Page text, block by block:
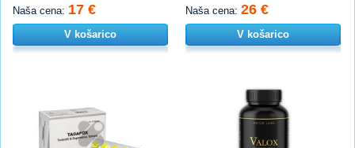
Naša cena: 17 €
V košarico
Naša cena: 26 €
V košarico